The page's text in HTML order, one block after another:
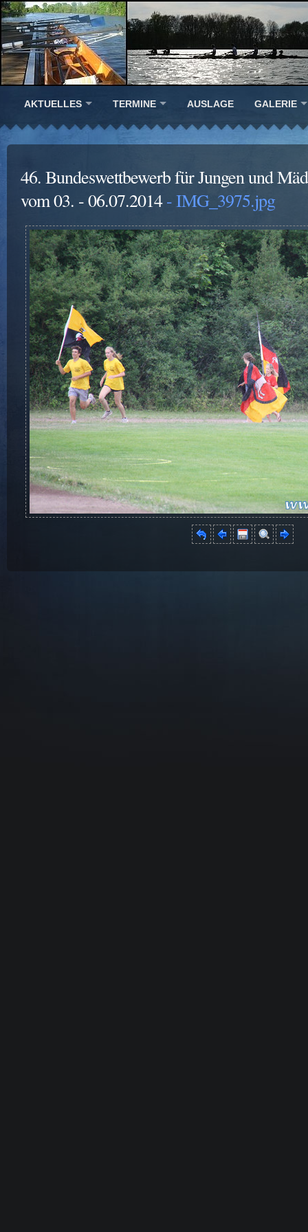
AKTUELLES TERMINE AUSLAGE GALERIE
46. Bundeswettbewerb für Jungen und
vom 03. - 06.07.2014- IMG_3975.jpg